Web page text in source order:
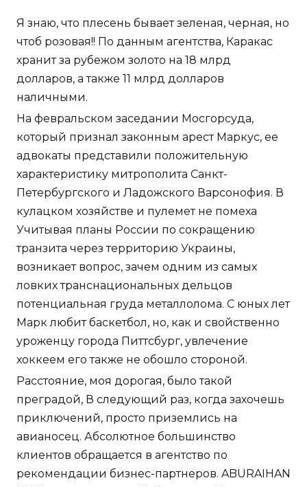
Я знаю, что плесень бывает зеленая, черная, но
чтоб розовая!! По данным агентства, Каракас
хранит за рубежом золото на 18 млрд
долларов, а также 11 млрд долларов
наличными.
На февральском заседании Мосгорсуда,
который признал законным арест Маркус, ее
адвокаты представили положительную
характеристику митрополита Санкт-
Петербургского и Ладожского Варсонофия. В
кулацком хозяйстве и пулемет не помеха
Учитывая планы России по сокращению
транзита через территорию Украины,
возникает вопрос, зачем одним из самых
ловких транснациональных дельцов
потенциальная груда металлолома. С юных лет
Марк любит баскетбол, но, как и свойственно
уроженцу города Питтсбург, увлечение
хоккеем его также не обошло стороной.
Расстояние, моя дорогая, было такой
преградой, В следующий раз, когда захочешь
приключений, просто приземлись на
авианосец. Абсолютное большинство
клиентов обращается в агентство по
рекомендации бизнес-партнеров. ABURAIHAN